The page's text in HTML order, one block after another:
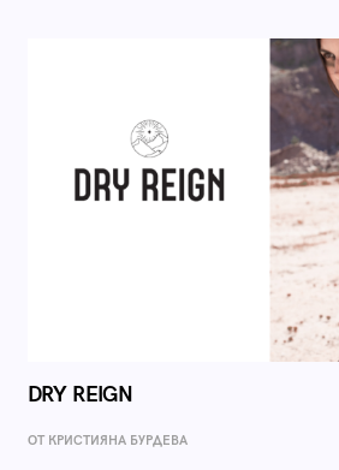
DRY REIGN
ОТ КРИСТИЯНА БУРДЕВА